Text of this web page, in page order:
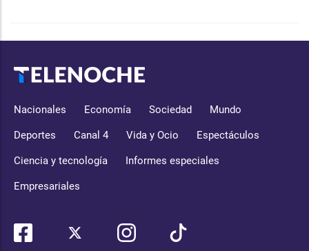
Nacionales Economía Sociedad Mundo
Deportes Canal 4 Vida y Ocio Espectáculos
Ciencia y tecnología Informes especiales
Empresariales